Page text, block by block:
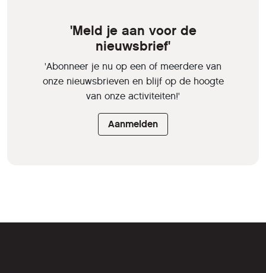
'Meld je aan voor de
nieuwsbrief'
'Abonneer je nu op een of meerdere van
onze nieuwsbrieven en blijf op de hoogte
van onze activiteiten!'
Aanmelden